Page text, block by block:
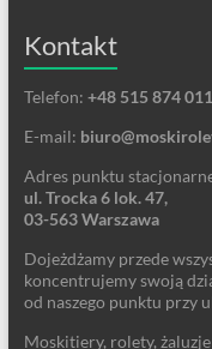
Kontakt
Telefon: +48 515 874 011
E-mail:
Adres punktu
ul. Trocka 6 lok. 47,
03-563 Warszawa
Dojeżdżamy przede
koncentrujemy swoją
od naszego punktu przy
Moskitiery, rolety,